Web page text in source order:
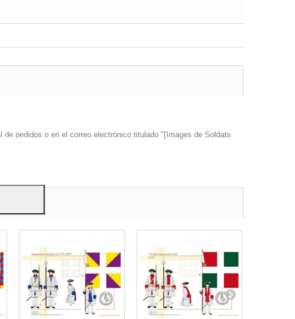
pedidos o en el correo electrónico titulado "[Images de Soldats
de sus